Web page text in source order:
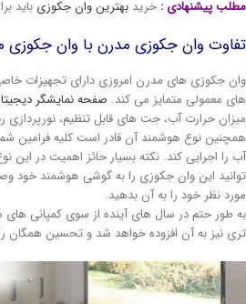
پیشنهادی : خریدبهترین وان جکوزیباید
وان جکوزی مدرن با وان جکوزی
جکوزی های مدرن امروزی دارای تجهیزات
معمولی متمایز می کند.صفحه نمایشگر دیجیتال
حرارت آب، جت های قابل تنظیم، نورپردازی
نوع هوشمند آن قادر است کلیه فرامین
را اجرایی کند. نکته بسیار حائز اهمیت در
این وان جکوزی را به گوشی هوشمند خود وصل
نظر خود را به آن بدهید.
طور حتم در سال های آینده از سوی کمپانی های
نیز به آن افزوده خواهد شد و تحسین همگان